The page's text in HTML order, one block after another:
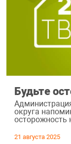
Будьте
округа
осторожность
21 августа 2025